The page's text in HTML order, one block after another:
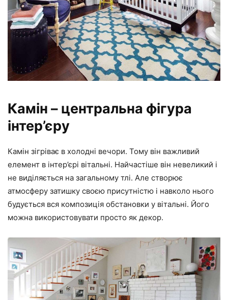
Камін – центральна фігура
інтер’єру
Камін зігріває в холодні вечори. Тому він важливий
елемент в інтер’єрі вітальні. Найчастіше він невеликий і
не виділяється на загальному тлі. Але створює
атмосферу затишку своєю присутністю і навколо нього
будується вся композиція обстановки у вітальні. Його
можна використовувати просто як декор.